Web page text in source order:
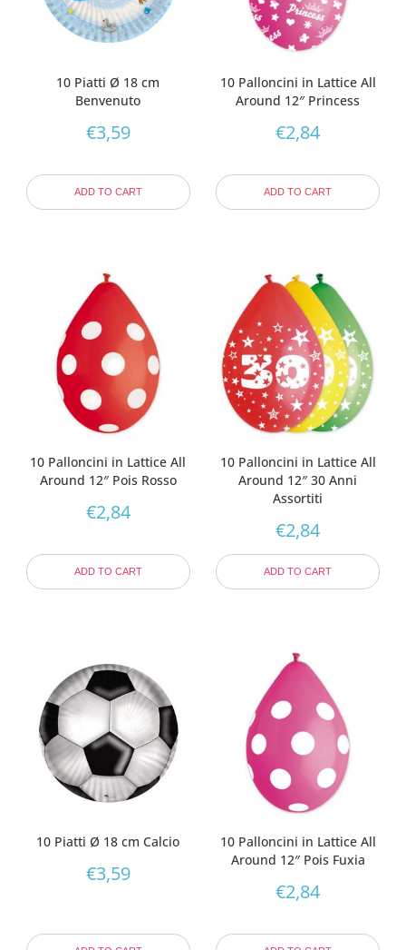
10 Piatti Ø 18 cm
Benvenuto
€3,59
ADD TO CART
10 Palloncini in Lattice All
Around 12″ Princess
€2,84
ADD TO CART
10 Palloncini in Lattice All
Around 12″ Pois Rosso
€2,84
ADD TO CART
10 Palloncini in Lattice All
Around 12″ 30 Anni
Assortiti
€2,84
ADD TO CART
10 Piatti Ø 18 cm Calcio
€3,59
10 Palloncini in Lattice All
Around 12″ Pois Fuxia
€2,84